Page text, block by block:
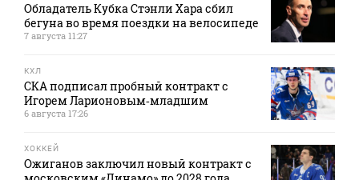
Обладатель Кубка Стэнли Хара сбил
бегуна во время поездки на велосипеде
7 августа 11:27
КХЛ
СКА подписал пробный контракт с
Игорем Ларионовым‑младшим
6 августа 17:26
ХОККЕЙ
Ожиганов заключил новый контракт с